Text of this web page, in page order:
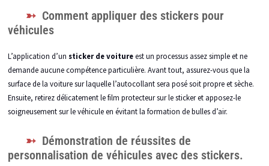
Comment appliquer des stickers pour
véhicules
L’application d’un sticker de voitureest un processus assez simple et ne
demande aucune compétence particulière. Avant tout, assurez-vous que la
surface de la voiture sur laquelle l’autocollant sera posé soit propre et sèche.
Ensuite, retirez délicatement le film protecteur sur le sticker et apposez-le
soigneusement sur le véhicule en évitant la formation de bulles d’air.
Démonstration de réussites de
personnalisation de véhicules avec des stickers.